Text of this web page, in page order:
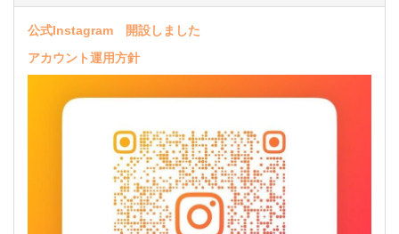
公式Instagram 開設しました
アカウント運用方針